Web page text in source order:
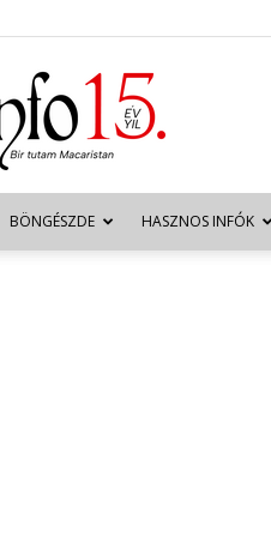
Türkinfo
BÖNGÉSZDE HASZNOS INFÓK